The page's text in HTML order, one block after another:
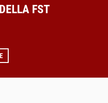
FST